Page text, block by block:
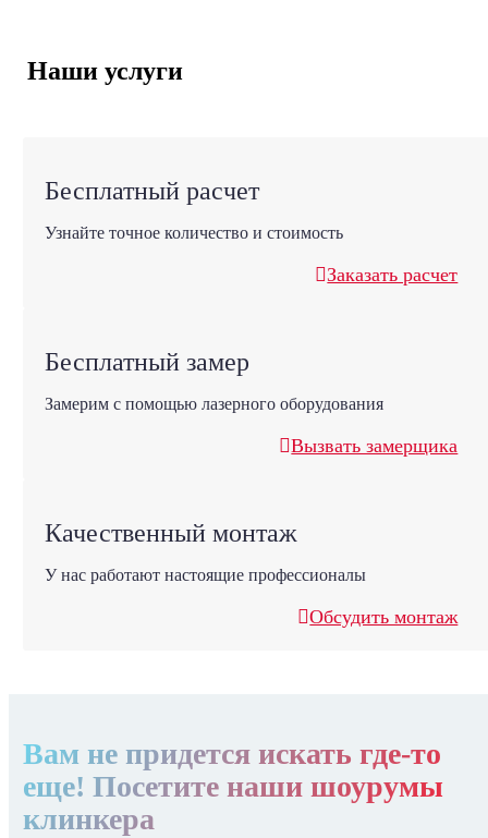
Наши услуги
Бесплатный расчет
Узнайте точное количество и стоимость
Заказать расчет
Бесплатный замер
Замерим с помощью лазерного оборудования
Вызвать замерщика
Качественный монтаж
У нас работают настоящие профессионалы
Обсудить монтаж
Вам не придется искать где-то
еще! Посетите наши шоурумы
клинкера